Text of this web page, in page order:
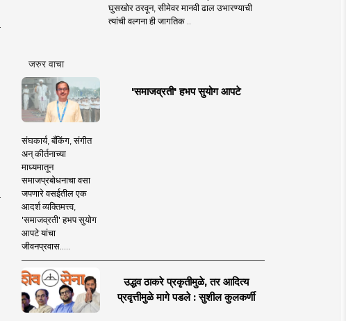
घुसखोर ठरवून, सीमेवर मानवी ढाल उभारण्याची
त्यांची वल्गना ही जागतिक ..
जरुर वाचा
'समाजव्रती' हभप सुयोग आपटे
संघकार्य, बँकिंग, संगीत
अन् कीर्तनाच्या
माध्यमातून
समाजप्रबोधनाचा वसा
जपणारे वसईतील एक
आदर्श व्यक्तिमत्त्व,
'समाजव्रती' हभप सुयोग
आपटे यांचा
जीवनप्रवास.....
उद्धव ठाकरे प्रकृतीमुळे, तर आदित्य
प्रवृत्तीमुळे मागे पडले : सुशील कुलकर्णी